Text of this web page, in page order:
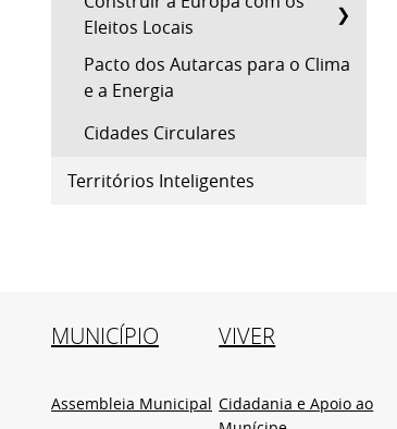
Eleitos Locais
Pacto dos Autarcas para o Clima
e a Energia
Cidades Circulares
Territórios Inteligentes
MUNICÍPIO
Assembleia Municipal
VIVER
Cidadania e Apoio ao